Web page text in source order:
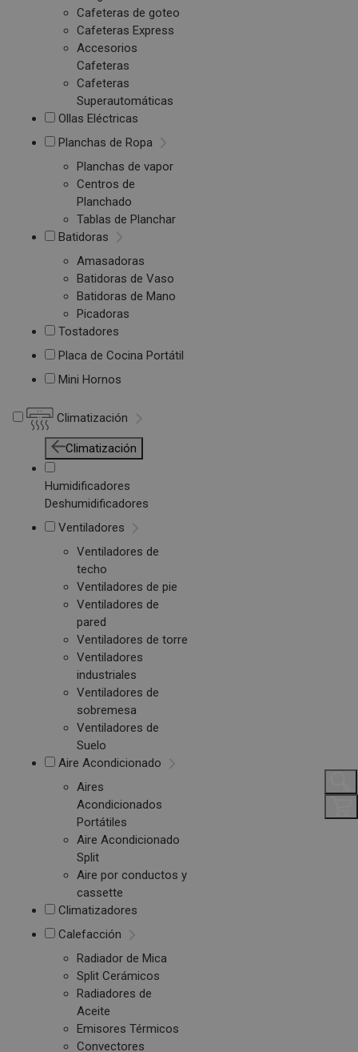
Cafeteras de goteo
Cafeteras Express
Accesorios
Cafeteras
Cafeteras
Superautomáticas
Ollas Eléctricas
Planchas de Ropa
Planchas de vapor
Centros de
Planchado
Tablas de Planchar
Batidoras
Amasadoras
Batidoras de Vaso
Batidoras de Mano
Picadoras
Tostadores
Placa de Cocina Portátil
Mini Hornos
Climatización
Climatización
Humidificadores
Deshumidificadores
Ventiladores
Ventiladores de
techo
Ventiladores de pie
Ventiladores de
pared
Ventiladores de torre
Ventiladores
industriales
Ventiladores de
sobremesa
Ventiladores de
Suelo
Aire Acondicionado
Aires
Acondicionados
Portátiles
Aire Acondicionado
Split
Aire por conductos y
cassette
Climatizadores
Calefacción
Radiador de Mica
Split Cerámicos
Radiadores de
Aceite
Emisores Térmicos
Convectores